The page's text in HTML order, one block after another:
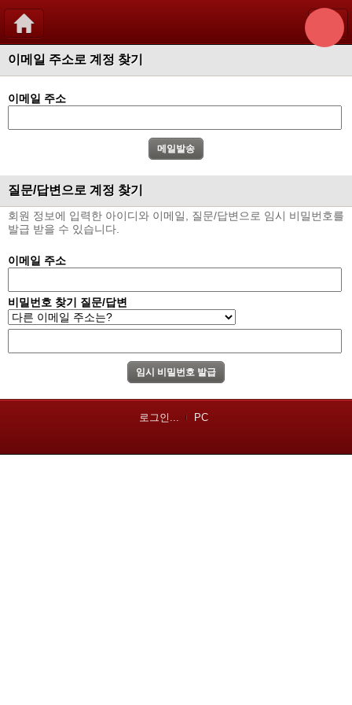
이메일 주소로 계정 찾기
이메일 주소
질문/답변으로 계정 찾기
회원 정보에 입력한 아이디와 이메일, 질문/답변으로 임시 비밀번호를
발급 받을 수 있습니다.
이메일 주소
비밀번호 찾기 질문/답변
로그인... PC